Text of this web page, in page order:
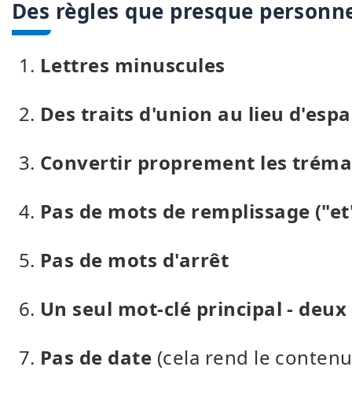
Des règles que presque
Lettres minuscules
Des traits d'union au lieu
Convertir proprement les
Pas de mots de remplissage
Pas de mots d'arrêt
Un seul mot-clé principal -
Pas de date (cela rend le